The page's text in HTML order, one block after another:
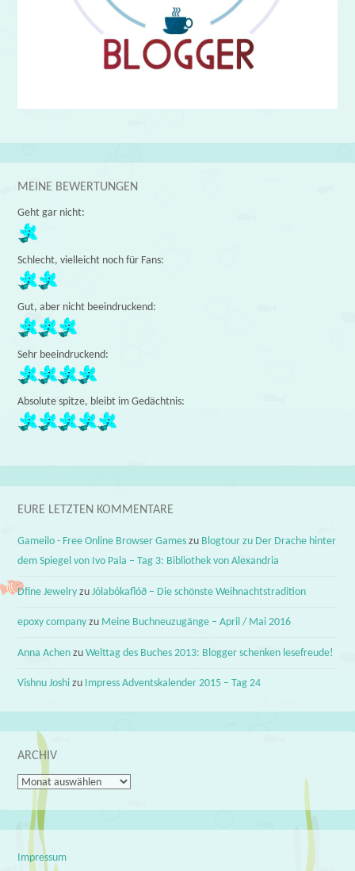
MEINE BEWERTUNGEN
Geht gar nicht:
Schlecht, vielleicht noch für Fans:
Gut, aber nicht beeindruckend:
Sehr beeindruckend:
Absolute spitze, bleibt im Gedächtnis:
EURE LETZTEN KOMMENTARE
Gameilo - Free Online Browser Games zu Blogtour zu Der Drache hinter
dem Spiegel von Ivo Pala – Tag 3: Bibliothek von Alexandria
Dfine Jewelry zuJólabókaflóð – Die schönste Weihnachtstradition
epoxy company zu Meine Buchneuzugänge – April / Mai 2016
Anna Achen zuWelttag des Buches 2013: Blogger schenken lesefreude!
Vishnu Joshi zu Impress Adventskalender 2015 – Tag 24
ARCHIV
Archiv
Impressum